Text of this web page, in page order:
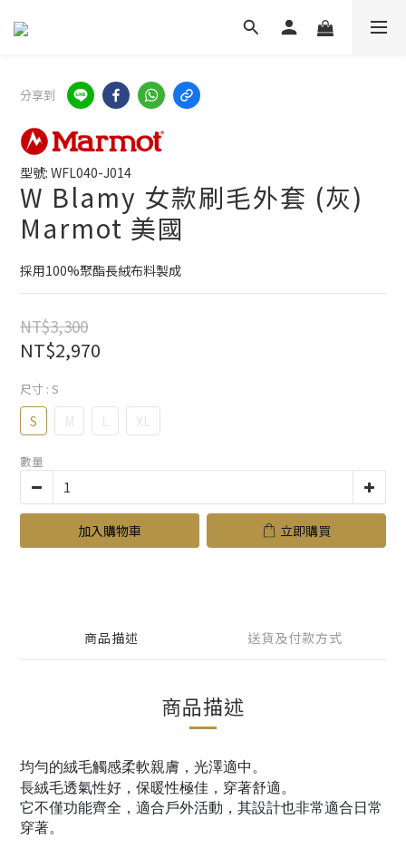
分享到
型號: WFL040-J014
W Blamy 女款刷毛外套 (灰)
Marmot 美國
採用100%聚酯長絨布料製成
NT$3,300
NT$2,970
尺寸 : S
S M L XL
數量
加入購物車 立即購買
商品描述 送貨及付款方式
商品描述
均勻的絨毛觸感柔軟親膚，光澤適中。
長絨毛透氣性好，保暖性極佳，穿著舒適。
它不僅功能齊全，適合戶外活動，其設計也非常適合日常
穿著。